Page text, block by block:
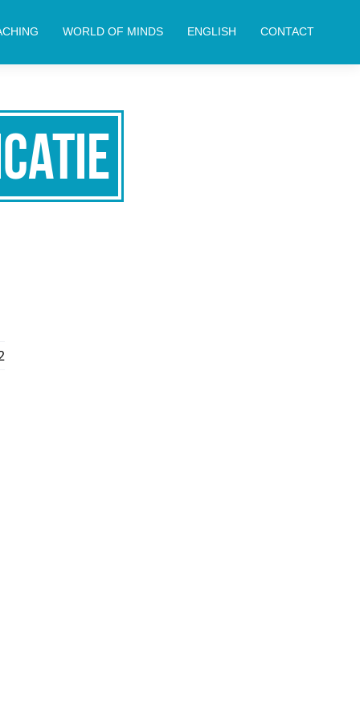
WORLD OF MINDS ENGLISH CONTACT